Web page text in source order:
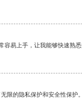
易上手，让我能够快速熟悉
限的隐私保护和安全性保护。